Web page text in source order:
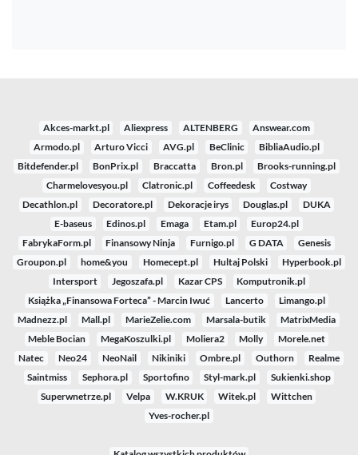
Akces-markt.pl Aliexpress ALTENBERG
Answear.com
Armodo.pl
Arturo Vicci AVG.pl BeClinic
BibliaAudio.pl
Bitdefender.pl
BonPrix.pl Braccatta Bron.pl
Brooks-running.pl
Charmelovesyou.pl
Clatronic.pl Coffeedesk
Costway
Decathlon.pl
Decoratore.pl Dekoracje irys Douglas.pl
DUKA
E-baseus
Edinos.pl Emaga Etam.pl
Europ24.pl
FabrykaForm.pl
Finansowy Ninja Furnigo.pl G DATA
Genesis
Groupon.pl
home&you Homecept.pl Hultaj Polski
Hyperbook.pl
Intersport
Jegoszafa.pl Kazar CPS
Komputronik.pl
Książka „Finansowa Forteca” - Marcin Iwuć
Lancerto
Limango.pl
Madnezz.pl
Mall.pl MarieZelie.com Marsala-butik
MatrixMedia
Meble Bocian
MegaKoszulki.pl Moliera2 Molly
Morele.net
Natec
Neo24 NeoNail Nikiniki Ombre.pl Outhorn
Realme
Saintmiss
Sephora.pl Sportofino Styl-mark.pl
Sukienki.shop
Superwnetrze.pl
Velpa W.KRUK Witek.pl
Wittchen
Yves-rocher.pl